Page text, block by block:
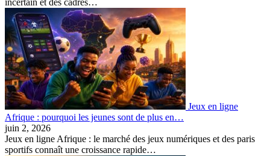
incertain et des cadres…
Jeux en ligne
Afrique : pourquoi les jeunes sont de plus en…
juin 2, 2026
Jeux en ligne Afrique : le marché des jeux numériques et des paris
sportifs connaît une croissance rapide…